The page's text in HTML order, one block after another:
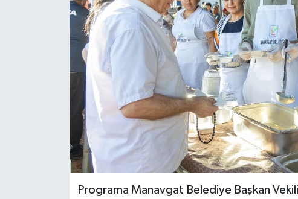
Programa Manavgat Belediye Başkan
Resmi İlan
Sağlık & Yaşam